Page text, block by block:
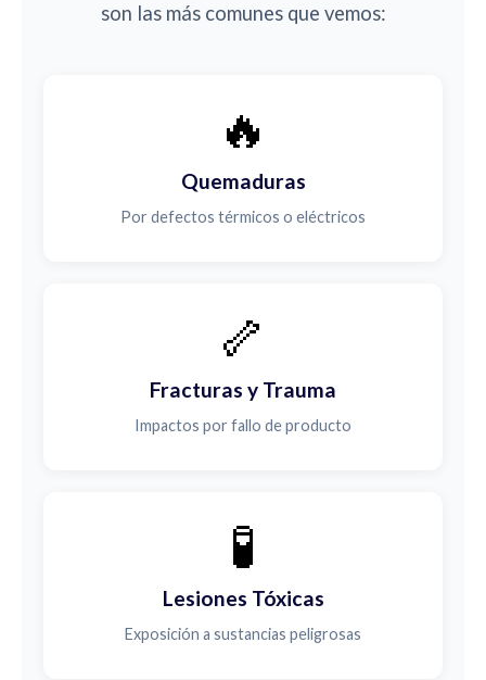
son las más comunes que vemos:
🔥
Quemaduras
Por defectos térmicos o eléctricos
🦴
Fracturas y Trauma
Impactos por fallo de producto
🧪
Lesiones Tóxicas
Exposición a sustancias peligrosas